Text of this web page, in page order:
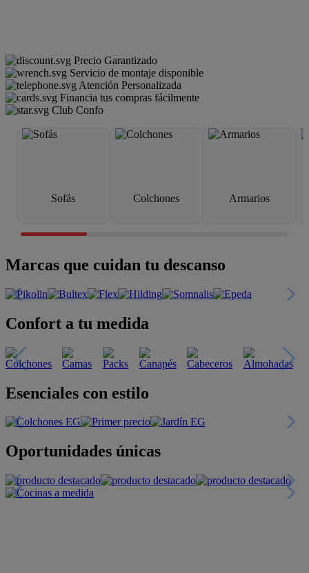
Precio Garantizado
Servicio de montaje disponible
Atención Personalizada
Financia tus compras fácilmente
Club Confo
Sofás Colchones Armarios
Marcas que cuidan tu descanso
Confort a tu medida
Esenciales con estilo
Oportunidades únicas